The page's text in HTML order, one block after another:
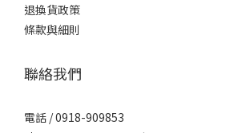
退換貨政策
條款與細則
聯絡我們
電話 / 0918-909853